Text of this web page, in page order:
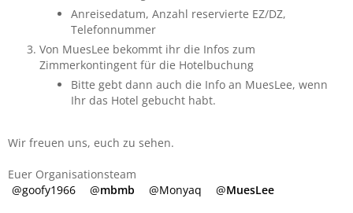
Anreisedatum, Anzahl reservierte EZ/DZ,
Telefonnummer
Von MuesLee bekommt ihr die Infos zum
Zimmerkontingent für die Hotelbuchung
Bitte gebt dann auch die Info an MuesLee, wenn
Ihr das Hotel gebucht habt.
Wir freuen uns, euch zu sehen.
Euer Organisationsteam
goofy1966
mbmb Monyaq MuesLee